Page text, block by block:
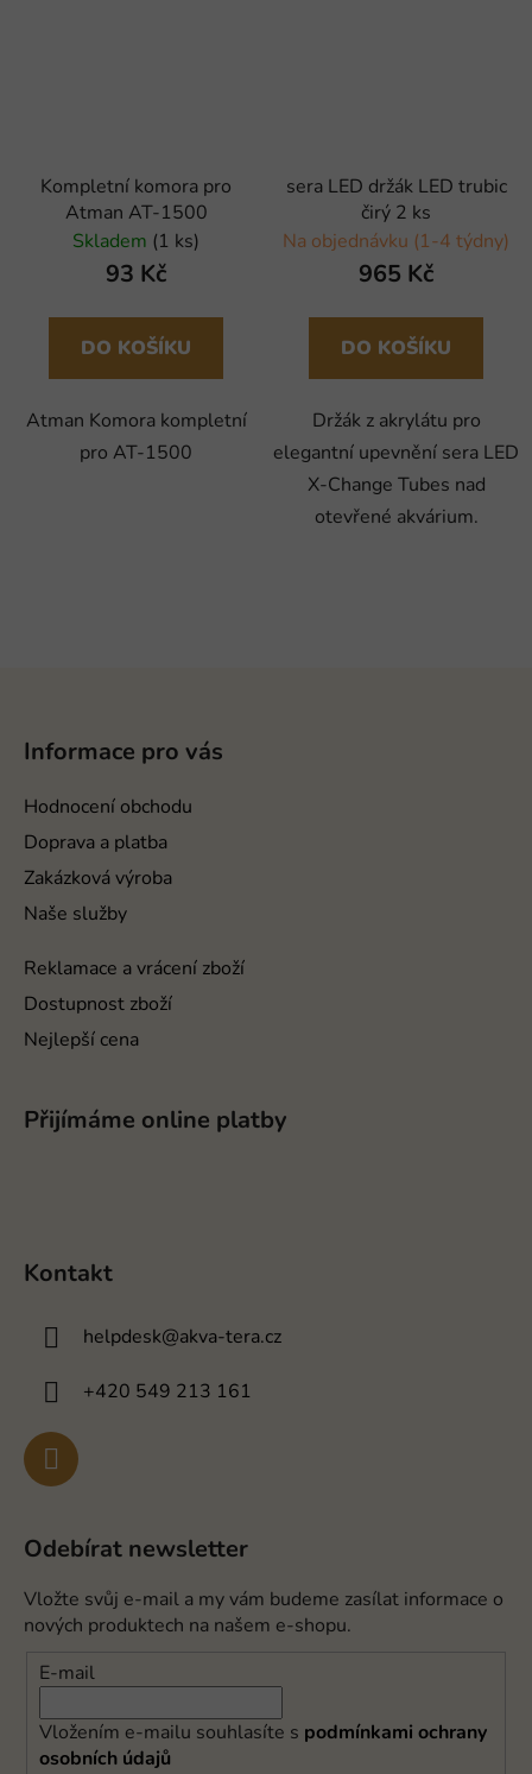
Kompletní komora pro
Atman AT-1500
Skladem (1 ks)
93 Kč
DO KOŠÍKU
Atman Komora kompletní
pro AT-1500
sera LED držák LED trubic
čirý 2 ks
Na objednávku (1-4 týdny)
965 Kč
DO KOŠÍKU
Držák z akrylátu pro
elegantní upevnění sera LED
X-Change Tubes nad
otevřené akvárium.
Informace pro vás
Hodnocení obchodu
Doprava a platba
Zakázková výroba
Naše služby
Reklamace a vrácení zboží
Dostupnost zboží
Nejlepší cena
Přijímáme online platby
Kontakt
helpdesk@akva-tera.cz
+420 549 213 161
Odebírat newsletter
Vložte svůj e-mail a my vám budeme zasílat informace o
nových produktech na našem e-shopu.
E-mail
Vložením e-mailu souhlasíte s podmínkami ochrany
osobních údajů